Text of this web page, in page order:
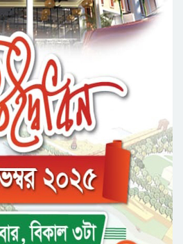
ও সম্ভাবনা” শীর্ষক সেমিনার
ব্রিজের পাশ থেকে আ ট ক ফরহাদ-
স্মৃতি জাদুঘর’ উদ্বোধন করলেন